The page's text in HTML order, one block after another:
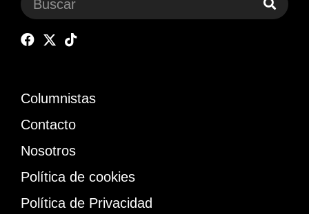
Columnistas
Contacto
Nosotros
Política de cookies
Política de Privacidad